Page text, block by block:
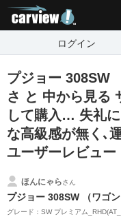
ログイン
プジョー 308SW
さ と 中から見る
して購入… 失礼
な高級感が無く､
ユーザーレビュー
ほんにゃらさん
プジョー 308SW （ワゴン
グレード：SW プレミアム